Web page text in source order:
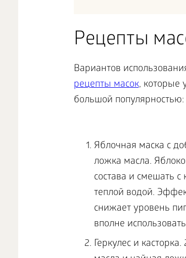
Рецепты
Вариантов
рецепты масок, которые
большой популярностью:
Яблочная маска с
ложка масла.
состава и смешать
теплой водой.
снижает уровень
вполне
Геркулес и